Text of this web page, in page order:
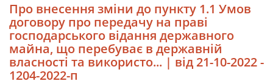
Про внесення зміни до пункту 1.1 Умов
договору про передачу на праві
господарського відання державного
майна, що перебуває в державній
власності та використо... | від 21-10-2022 -
1204-2022-п